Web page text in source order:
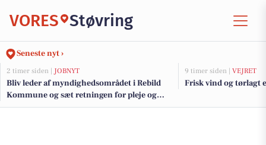
VORES Støvring
Seneste nyt ›
2 timer siden | JOBNYT
Bliv leder af myndighedsområdet i Rebild
Kommune og sæt retningen for pleje og
omsorg
9 timer siden | VEJRET
Frisk vind og tørlagt